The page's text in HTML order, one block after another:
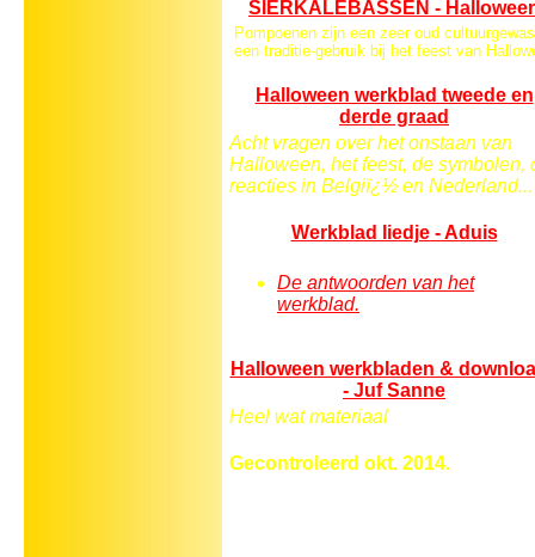
SIERKALEBASSEN -
Pompoenen zijn een zeer oud
een traditie-gebruik bij het feest van
Halloween werkblad tweede en
derde graad
Acht vragen over het onstaan van
Halloween, het feest, de symbolen,
reacties in Belgiï¿½ en Nederland...
Werkblad liedje - Aduis
De antwoorden van het
werkblad.
Halloween werkbladen &
- Juf Sanne
Heel wat materiaal
Gecontroleerd okt. 2014.